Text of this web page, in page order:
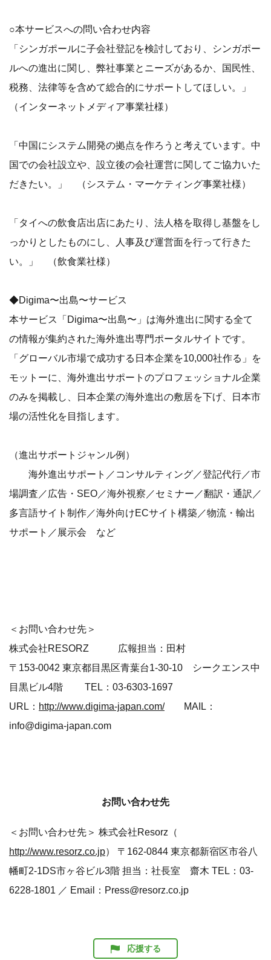
○本サービスへの問い合わせ内容
「シンガポールに子会社登記を検討しており、シンガポー
ルへの進出に関し、弊社事業とニーズがあるか、国民性、
税務、法律等を含めて総合的にサポートしてほしい。」
（インターネットメディア事業社様）
「中国にシステム開発の拠点を作ろうと考えています。中
国での会社設立や、設立後の会社運営に関してご協力いた
だきたい。」 （システム・マーケティング事業社様）
「タイへの飲食店出店にあたり、法人格を取得し基盤をし
っかりとしたものにし、人事及び運営面を行って行きた
い。」 （飲食業社様）
◆Digima〜出島〜サービス
本サービス「Digima〜出島〜」は海外進出に関する全て
の情報が集約された海外進出専門ポータルサイトです。
「グローバル市場で成功する日本企業を10,000社作る」を
モットーに、海外進出サポートのプロフェッショナル企業
のみを掲載し、日本企業の海外進出の敷居を下げ、日本市
場の活性化を目指します。
（進出サポートジャンル例）
海外進出サポート／コンサルティング／登記代行／市
場調査／広告・SEO／海外視察／セミナー／翻訳・通訳／
多言語サイト制作／海外向けECサイト構築／物流・輸出
サポート／展示会 など
＜お問い合わせ先＞
株式会社RESORZ 広報担当：田村
〒153-0042 東京都目黒区青葉台1-30-10 シークエンス中
目黒ビル4階 TEL：03-6303-1697
URL： http://www.digima-japan.com/ MAIL：
info@digima-japan.com
お問い合わせ先
＜お問い合わせ先＞ 株式会社Resorz（
http://www.resorz.co.jp） 〒162-0844 東京都新宿区市谷八
幡町2-1DS市ヶ谷ビル3階 担当：社長室 齋木 TEL：03-
6228-1801 ／ Email：Press@resorz.co.jp
応援する